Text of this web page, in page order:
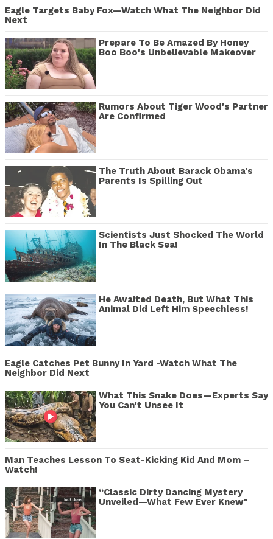
Eagle Targets Baby Fox—Watch What The Neighbor Did
Next
Prepare To Be Amazed By Honey
Boo Boo's Unbelievable Makeover
Rumors About Tiger Wood's Partner
Are Confirmed
The Truth About Barack Obama's
Parents Is Spilling Out
Scientists Just Shocked The World
In The Black Sea!
He Awaited Death, But What This
Animal Did Left Him Speechless!
Eagle Catches Pet Bunny In Yard -Watch What The
Neighbor Did Next
What This Snake Does—Experts Say
You Can't Unsee It
Man Teaches Lesson To Seat-Kicking Kid And Mom –
Watch!
“Classic Dirty Dancing Mystery
Unveiled—What Few Ever Knew"